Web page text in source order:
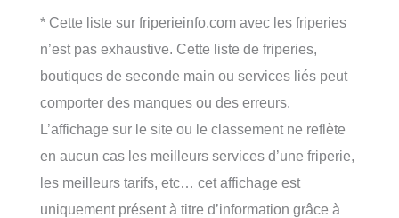
* Cette liste sur friperieinfo.com avec les friperies
n’est pas exhaustive. Cette liste de friperies,
boutiques de seconde main ou services liés peut
comporter des manques ou des erreurs.
L’affichage sur le site ou le classement ne reflète
en aucun cas les meilleurs services d’une friperie,
les meilleurs tarifs, etc… cet affichage est
uniquement présent à titre d’information grâce à